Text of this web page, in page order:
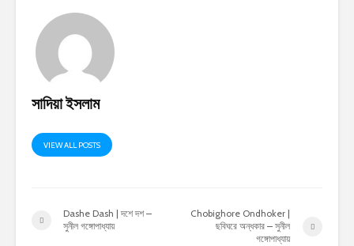
সাদিয়া ইসলাম
VIEW ALL POSTS
Dashe Dash | দশে দশ –
সুনীল গঙ্গোপাধ্যায়
Chobighore Ondhoker |
ছবিঘরে অন্ধকার – সুনীল
গঙ্গোপাধ্যায়